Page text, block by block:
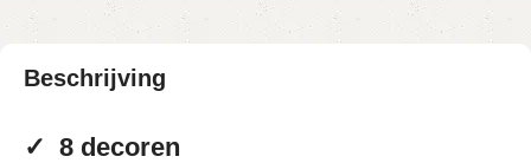
Beschrijving
✓ 8 decoren